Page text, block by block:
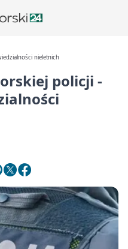
nieletnich
policji -